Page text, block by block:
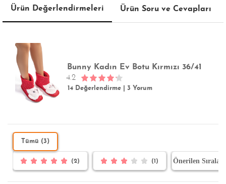
Ürün Değerlendirmeleri Ürün Soru ve Cevapları
Bunny Kadın Ev Botu Kırmızı 36/41
4.2
14 Değerlendirme |3 Yorum
Tümü (3)
(2) (1)